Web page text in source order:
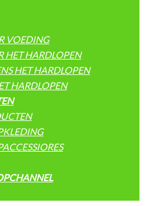
VOEDING
HET HARDLOPEN
HET HARDLOPEN
HARDLOPEN